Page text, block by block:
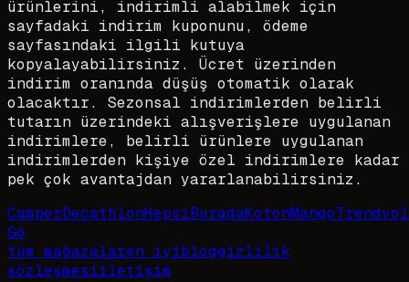
ürünlerini, indirimli alabilmek için
sayfadaki indirim kuponunu, ödeme
sayfasındaki ilgili kutuya
kopyalayabilirsiniz. Ücret üzerinden
indirim oranında düşüş otomatik olarak
olacaktır. Sezonsal indirimlerden belirli
tutarın üzerindeki alışverişlere uygulanan
indirimlere, belirli ürünlere uygulanan
indirimlerden kişiye özel indirimlere kadar
pek çok avantajdan yararlanabilirsiniz.
CamperDecathlonHepsiBuradaKotonMangoTrendyol
Go
tüm mağazalaren iyibloggizlilik
sözleşmesiiletişim